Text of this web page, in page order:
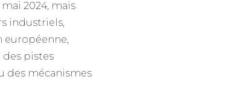
2024, mais
industriels,
européenne,
pistes
des mécanismes